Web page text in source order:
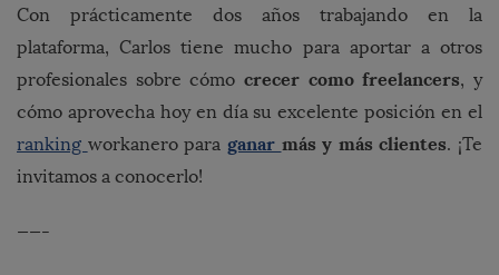
Con prácticamente dos años trabajando en la
plataforma, Carlos tiene mucho para aportar a otros
profesionales sobre cómo crecer como freelancers, y
cómo aprovecha hoy en día su excelente posición en el
ranking workanero para ganar más y más clientes. ¡Te
invitamos a conocerlo!
——-